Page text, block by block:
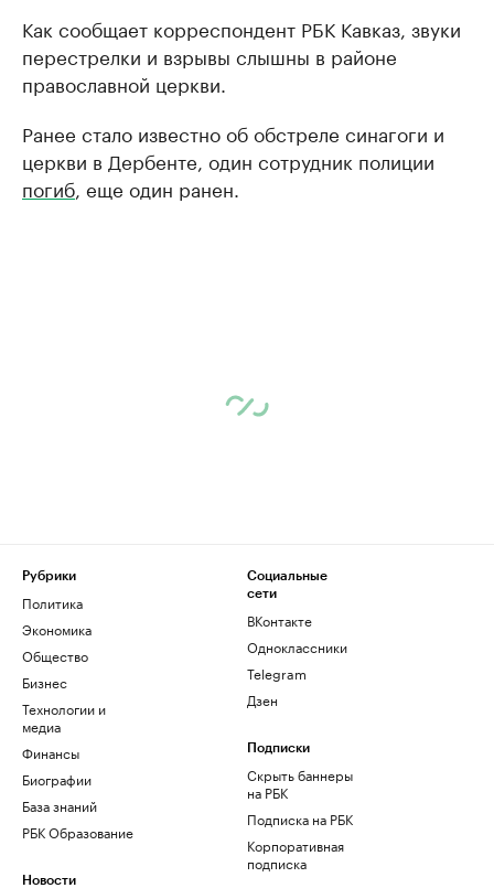
Как сообщает корреспондент РБК Кавказ, звуки
перестрелки и взрывы слышны в районе
православной церкви.
Ранее стало известно об обстреле синагоги и
церкви в Дербенте, один сотрудник полиции
погиб , еще один ранен.
Рубрики
Политика
Экономика
Общество
Бизнес
Технологии и
медиа
Финансы
Биографии
База знаний
РБК Образование
Новости
Социальные
сети
ВКонтакте
Одноклассники
Telegram
Дзен
Подписки
Скрыть баннеры
на РБК
Подписка на РБК
Корпоративная
подписка